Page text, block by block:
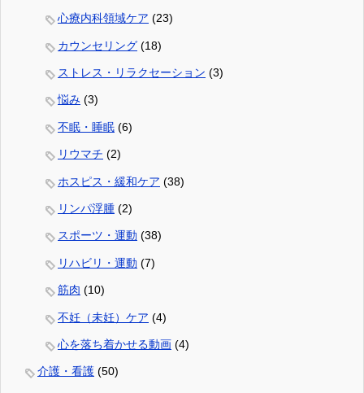
心療内科領域ケア (23)
カウンセリング (18)
ストレス・リラクセーション (3)
悩み (3)
不眠・睡眠 (6)
リウマチ (2)
ホスピス・緩和ケア (38)
リンパ浮腫 (2)
スポーツ・運動 (38)
リハビリ・運動 (7)
筋肉 (10)
不妊（未妊）ケア (4)
心を落ち着かせる動画 (4)
介護・看護 (50)